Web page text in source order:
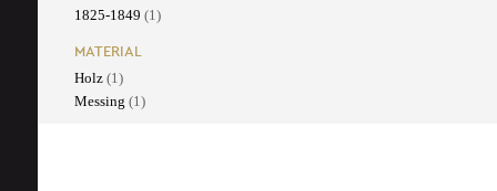
1825-1849 (1)
MATERIAL
Holz (1)
Messing (1)